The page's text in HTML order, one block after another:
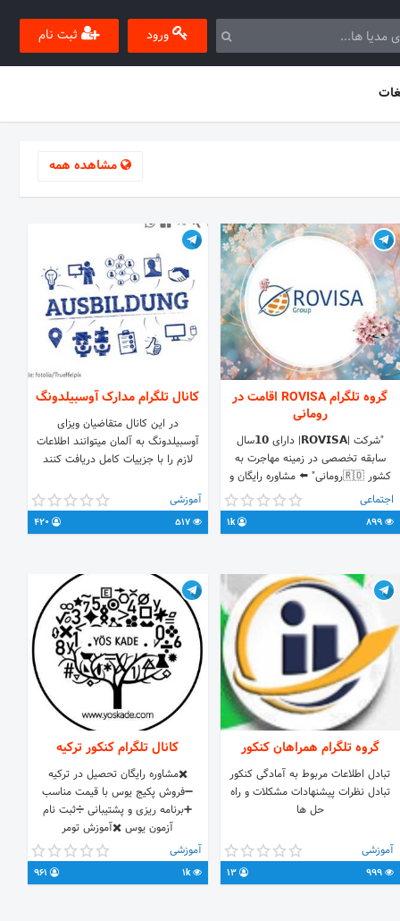
ورود ثبت نام
مشاهده همه
https://
گروه تلگرام ROVISA اقامت در
رومانی
"شرکت |𝗥𝗢𝗩𝗜𝗦𝗔| دارای 𝟭𝟬سال
سابقه تخصصی در زمینه مهاجرت به
کشور 🇷🇴رومانی" ⬅️ مشاوره رایگان و
اطلاعات بیشتر 🤗 🔵
https://t.me/ROVISA_Group 🔵
https://t.me/ROVISAGroup ✅📞+40
اجتماعی
899
1k
کانال تلگرام مدارک آوسبیلدونگ
در این کانال متقاضیان ویزای
آوسبیلدونگ به آلمان میتوانند اطلاعات
لازم را با جزییات کامل دریافت کنند
آموزشی
517
420
گروه تلگرام همراهان کنکور
تبادل اطلاعات مربوط به آمادگی کنکور
تبادل نظرات پیشنهادات مشکلات و راه
حل ها
آموزشی
999
13
کانال تلگرام کنکور ترکیه
✖️مشاوره رایگان تحصیل در ترکیه
➖فروش پکیج یوس با قیمت مناسب
➕برنامه ریزی و پشتیبانی ➗ثبت نام
آزمون یوس ✖️آموزش تومر
آموزشی
1k